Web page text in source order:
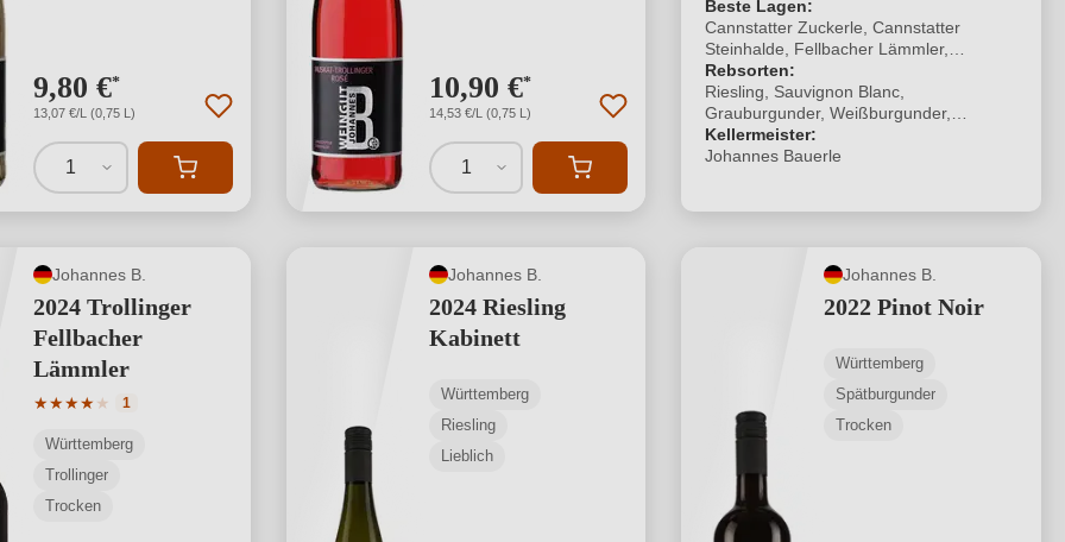
9,80 €*
13,07 €/L (0,75 L)
1
10,90 €*
14,53 €/L (0,75 L)
1
Beste Lagen:
Cannstatter Zuckerle, Cannstatter
Steinhalde, Fellbacher Lämmler,
Untertürkheimer Mönchberg,
Rebsorten:
Riesling, Sauvignon Blanc,
Grauburgunder, Weißburgunder,
Chardonnay, Spätburgunder, Lemberger,
Merlot, Cabernet Sauvignon
Kellermeister:
Johannes Bauerle
Johannes B.
2024 Trollinger
Fellbacher
Lämmler
★★★★★
Durchschnittliche Bewertung von 4 von 5 Sternen
1
Württemberg
Trollinger
Trocken
Johannes B.
2024 Riesling
Kabinett
Württemberg
Riesling
Lieblich
Johannes B.
2022 Pinot Noir
Württemberg
Spätburgunder
Trocken